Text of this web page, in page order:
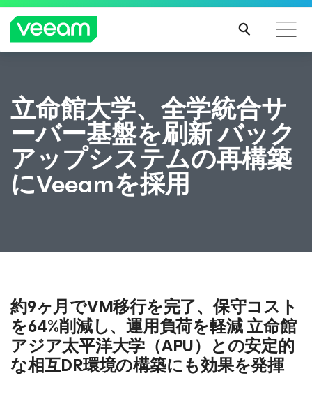
るお客様向けのVeeamのガイダンス
続き
を読
む
立命館大学、全学統合サ
ーバー基盤を刷新 バック
アップシステムの再構築
にVeeamを採用
約9ヶ月でVM移行を完了、保守コスト
を64%削減し、運用負荷を軽減 立命館
アジア太平洋大学（APU）との安定的
な相互DR環境の構築にも効果を発揮